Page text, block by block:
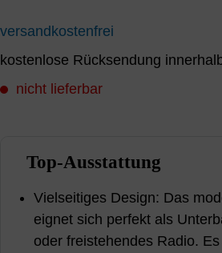
versandkostenfrei
kostenlose Rücksendung
nicht lieferbar
Top-Ausstattung
Vielseitiges Design: Das
eignet sich perfekt als
oder freistehendes Radio.